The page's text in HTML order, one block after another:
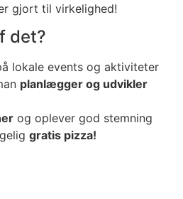
gjort til virkelighed!
det?
lokale events og aktiviteter
planlægger og udvikler
og oplever god stemning
gratis pizza!